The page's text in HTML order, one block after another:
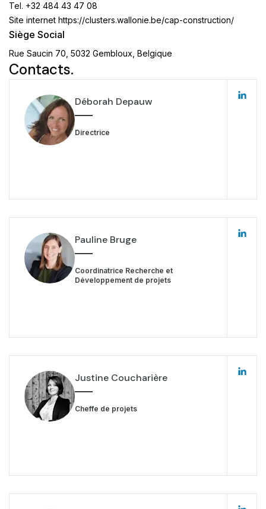
Tel. +32 484 43 47 08
Site internet https://clusters.wallonie.be/cap-construction/
Siège Social
Rue Saucin 70, 5032 Gembloux, Belgique
Contacts.
Déborah Depauw
Directrice
Pauline Bruge
Coordinatrice Recherche et
Développement de projets
Justine Coucharière
Cheffe de projets